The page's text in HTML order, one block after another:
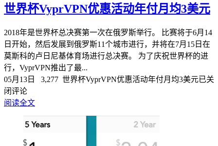
世界杯VyprVPN优惠活动年付月均3美元
2018年是世界杯总决赛第一次在俄罗斯举行。 比赛将于6月14
日开始，然后发展到俄罗斯11个城市进行，并将在7月15日在
莫斯科的卢日尼基体育场进行总决赛。 为了庆祝世界杯的进
行，VyprVPN推出了最...
05月13日
3,277 世界杯VyprVPN优惠活动年付月均3美元已关
闭评论
阅读全文